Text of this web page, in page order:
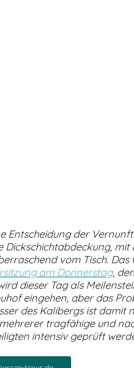
Entscheidung der
Dickschichtabdeckung,
vom Tisch. Das
am Donnerstag,
dieser Tag als
eingehen, aber das
des Kalibergs ist damit
tragfähige und
intensiv geprüft